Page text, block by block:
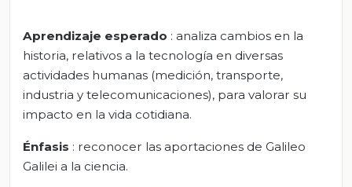
Aprendizaje esperado : analiza cambios en la
historia, relativos a la tecnología en diversas
actividades humanas (medición, transporte,
industria y telecomunicaciones), para valorar su
impacto en la vida cotidiana.
Énfasis : reconocer las aportaciones de Galileo
Galilei a la ciencia.